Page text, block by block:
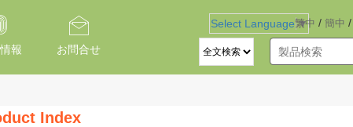
繁中 / 簡中 /
Select Language ▼
報 お問合せ
Index